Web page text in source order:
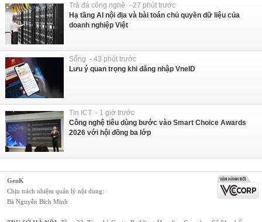
Trà đá công nghệ - 27 phút trước
Hạ tầng AI nội địa và bài toán chủ quyền dữ liệu của
doanh nghiệp Việt
Sống - 43 phút trước
Lưu ý quan trọng khi đăng nhập VneID
Tin ICT - 1 giờ trước
Công nghệ tiêu dùng bước vào Smart Choice Awards
2026 với hội đồng ba lớp
GenK
Chịu trách nhiệm quản lý nội dung:
Bà Nguyễn Bích Minh